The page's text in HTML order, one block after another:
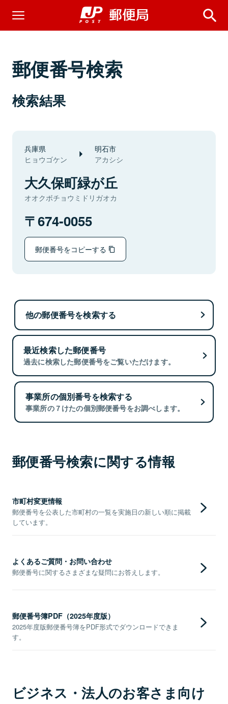
郵便番号検索
検索結果
兵庫県
ヒョウゴケン
明石市
アカシシ
大久保町緑が丘
オオクボチョウミドリガオカ
674-0055
郵便番号をコピーする
他の郵便番号を検索する
最近検索した郵便番号
過去に検索した郵便番号をご覧いただけます。
事業所の個別番号を検索する
事業所の７けたの個別郵便番号をお調べします。
郵便番号検索に関する情報
市町村変更情報
郵便番号を公表した市町村の一覧を実施日の新しい順に掲載
しています。
よくあるご質問・お問い合わせ
郵便番号に関するさまざまな疑問にお答えします。
郵便番号簿PDF（2025年度版）
2025年度版郵便番号簿をPDF形式でダウンロードできま
す。
ビジネス・法人のお客さま向け